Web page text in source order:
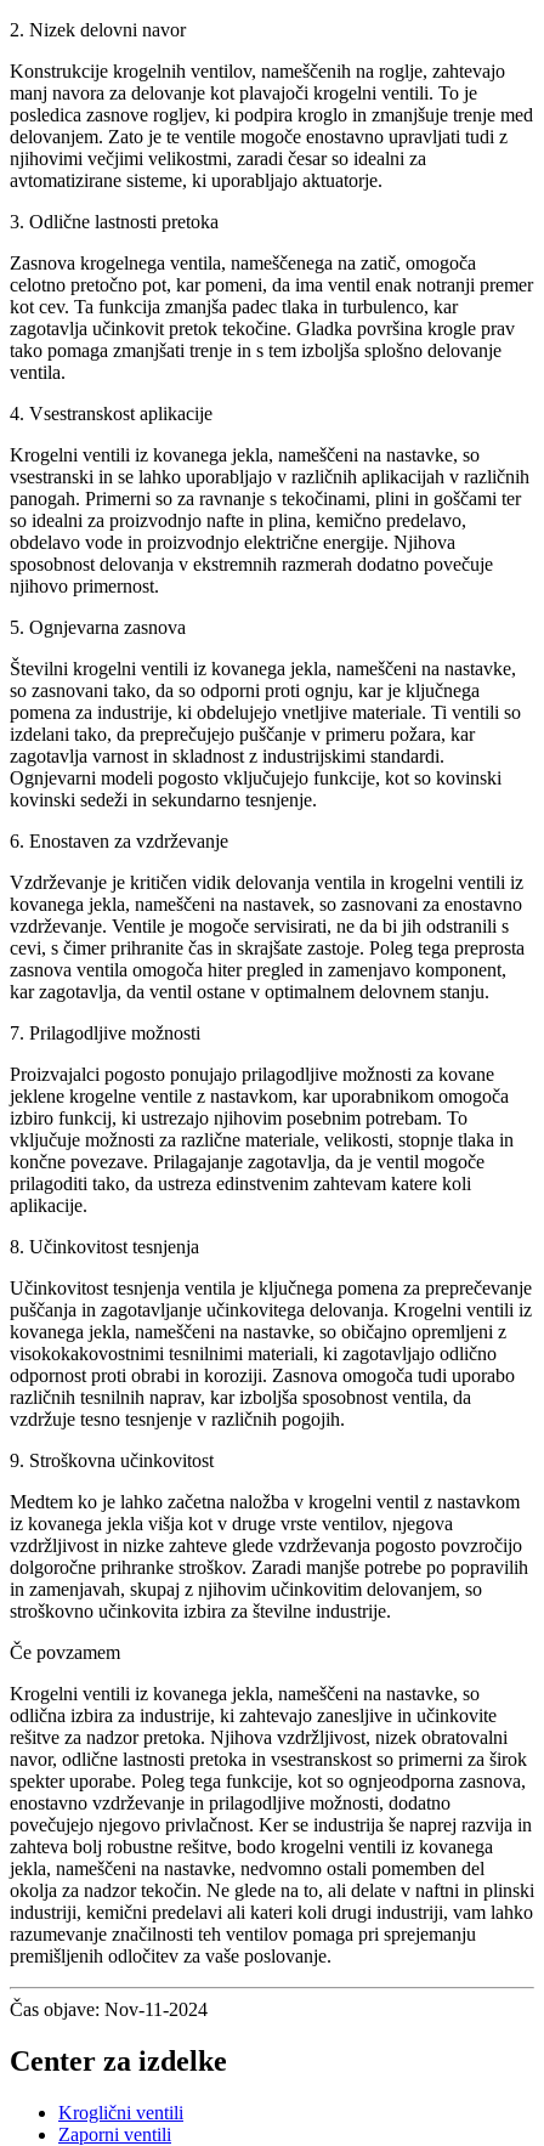
2. Nizek delovni navor
Konstrukcije krogelnih ventilov, nameščenih na roglje, zahtevajo
manj navora za delovanje kot plavajoči krogelni ventili. To je
posledica zasnove rogljev, ki podpira kroglo in zmanjšuje trenje med
delovanjem. Zato je te ventile mogoče enostavno upravljati tudi z
njihovimi večjimi velikostmi, zaradi česar so idealni za
avtomatizirane sisteme, ki uporabljajo aktuatorje.
3. Odlične lastnosti pretoka
Zasnova krogelnega ventila, nameščenega na zatič, omogoča
celotno pretočno pot, kar pomeni, da ima ventil enak notranji premer
kot cev. Ta funkcija zmanjša padec tlaka in turbulenco, kar
zagotavlja učinkovit pretok tekočine. Gladka površina krogle prav
tako pomaga zmanjšati trenje in s tem izboljša splošno delovanje
ventila.
4. Vsestranskost aplikacije
Krogelni ventili iz kovanega jekla, nameščeni na nastavke, so
vsestranski in se lahko uporabljajo v različnih aplikacijah v različnih
panogah. Primerni so za ravnanje s tekočinami, plini in goščami ter
so idealni za proizvodnjo nafte in plina, kemično predelavo,
obdelavo vode in proizvodnjo električne energije. Njihova
sposobnost delovanja v ekstremnih razmerah dodatno povečuje
njihovo primernost.
5. Ognjevarna zasnova
Številni krogelni ventili iz kovanega jekla, nameščeni na nastavke,
so zasnovani tako, da so odporni proti ognju, kar je ključnega
pomena za industrije, ki obdelujejo vnetljive materiale. Ti ventili so
izdelani tako, da preprečujejo puščanje v primeru požara, kar
zagotavlja varnost in skladnost z industrijskimi standardi.
Ognjevarni modeli pogosto vključujejo funkcije, kot so kovinski
kovinski sedeži in sekundarno tesnjenje.
6. Enostaven za vzdrževanje
Vzdrževanje je kritičen vidik delovanja ventila in krogelni ventili iz
kovanega jekla, nameščeni na nastavek, so zasnovani za enostavno
vzdrževanje. Ventile je mogoče servisirati, ne da bi jih odstranili s
cevi, s čimer prihranite čas in skrajšate zastoje. Poleg tega preprosta
zasnova ventila omogoča hiter pregled in zamenjavo komponent,
kar zagotavlja, da ventil ostane v optimalnem delovnem stanju.
7. Prilagodljive možnosti
Proizvajalci pogosto ponujajo prilagodljive možnosti za kovane
jeklene krogelne ventile z nastavkom, kar uporabnikom omogoča
izbiro funkcij, ki ustrezajo njihovim posebnim potrebam. To
vključuje možnosti za različne materiale, velikosti, stopnje tlaka in
končne povezave. Prilagajanje zagotavlja, da je ventil mogoče
prilagoditi tako, da ustreza edinstvenim zahtevam katere koli
aplikacije.
8. Učinkovitost tesnjenja
Učinkovitost tesnjenja ventila je ključnega pomena za preprečevanje
puščanja in zagotavljanje učinkovitega delovanja. Krogelni ventili iz
kovanega jekla, nameščeni na nastavke, so običajno opremljeni z
visokokakovostnimi tesnilnimi materiali, ki zagotavljajo odlično
odpornost proti obrabi in koroziji. Zasnova omogoča tudi uporabo
različnih tesnilnih naprav, kar izboljša sposobnost ventila, da
vzdržuje tesno tesnjenje v različnih pogojih.
9. Stroškovna učinkovitost
Medtem ko je lahko začetna naložba v krogelni ventil z nastavkom
iz kovanega jekla višja kot v druge vrste ventilov, njegova
vzdržljivost in nizke zahteve glede vzdrževanja pogosto povzročijo
dolgoročne prihranke stroškov. Zaradi manjše potrebe po popravilih
in zamenjavah, skupaj z njihovim učinkovitim delovanjem, so
stroškovno učinkovita izbira za številne industrije.
Če povzamem
Krogelni ventili iz kovanega jekla, nameščeni na nastavke, so
odlična izbira za industrije, ki zahtevajo zanesljive in učinkovite
rešitve za nadzor pretoka. Njihova vzdržljivost, nizek obratovalni
navor, odlične lastnosti pretoka in vsestranskost so primerni za širok
spekter uporabe. Poleg tega funkcije, kot so ognjeodporna zasnova,
enostavno vzdrževanje in prilagodljive možnosti, dodatno
povečujejo njegovo privlačnost. Ker se industrija še naprej razvija in
zahteva bolj robustne rešitve, bodo krogelni ventili iz kovanega
jekla, nameščeni na nastavke, nedvomno ostali pomemben del
okolja za nadzor tekočin. Ne glede na to, ali delate v naftni in plinski
industriji, kemični predelavi ali kateri koli drugi industriji, vam lahko
razumevanje značilnosti teh ventilov pomaga pri sprejemanju
premišljenih odločitev za vaše poslovanje.
Čas objave: Nov-11-2024
Center za izdelke
Kroglični ventili
Zaporni ventili